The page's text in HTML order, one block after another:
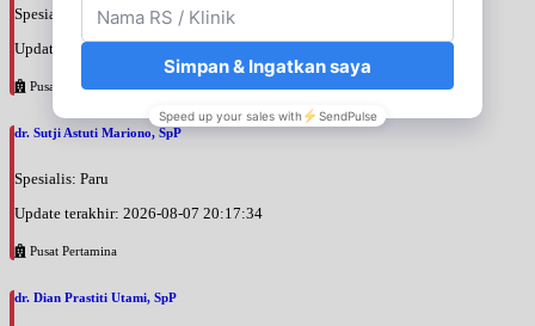
Spesialis: Paru
Update terakhir: 2026-08-07 20:23:50
Pusat Pertamina
dr. Sutji Astuti Mariono, SpP
Spesialis: Paru
Update terakhir: 2026-08-07 20:17:34
Pusat Pertamina
dr. Dian Prastiti Utami, SpP